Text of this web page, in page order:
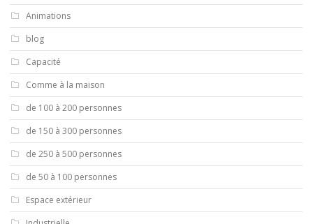
Animations
blog
Capacité
Comme à la maison
de 100 à 200 personnes
de 150 à 300 personnes
de 250 à 500 personnes
de 50 à 100 personnes
Espace extérieur